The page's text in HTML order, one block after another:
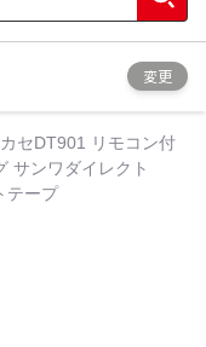
変更
セDT901 リモコン付
サンワダイレクト
テープ